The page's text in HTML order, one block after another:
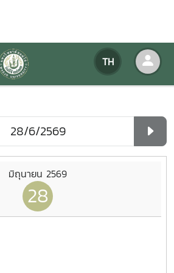
TH
ของหน่วยงาน
หน่วยงาน
มิถุนายน 2569
28